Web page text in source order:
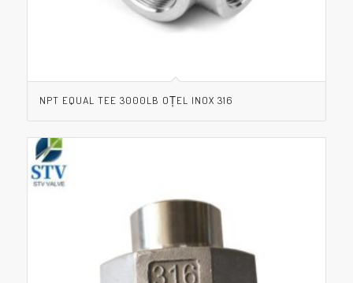
NPT EQUAL TEE 3000LB OȚEL INOX 316